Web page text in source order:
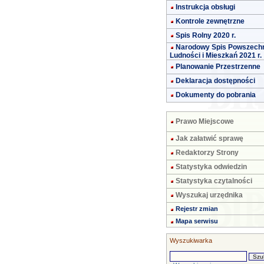
Instrukcja obsługi
Kontrole zewnętrzne
Spis Rolny 2020 r.
Narodowy Spis
Ludności i Mieszkań 2021 r.
Planowanie Przestrzenne
Deklaracja dostępności
Dokumenty do pobrania
Prawo Miejscowe
Jak załatwić sprawę
Redaktorzy Strony
Statystyka odwiedzin
Statystyka czytalności
Wyszukaj urzędnika
Rejestr zmian
Mapa serwisu
Wyszukiwarka